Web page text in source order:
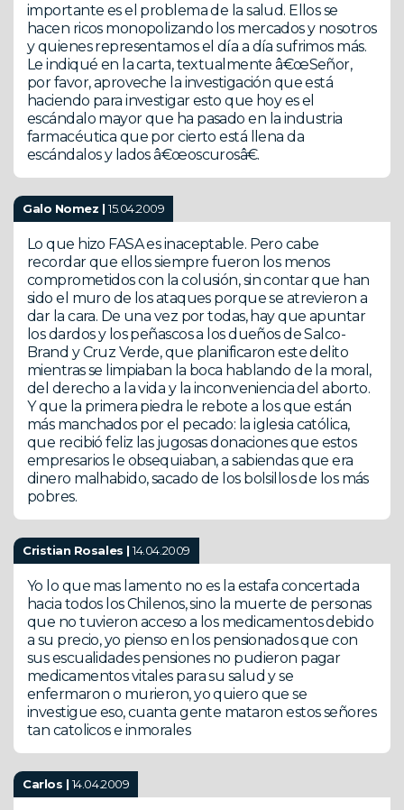
importante es el problema de la salud. Ellos se
hacen ricos monopolizando los mercados y nosotros
y quienes representamos el día a día sufrimos más.
Le indiqué en la carta, textualmente â€œSeñor,
por favor, aproveche la investigación que está
haciendo para investigar esto que hoy es el
escándalo mayor que ha pasado en la industria
farmacéutica que por cierto está llena da
escándalos y lados â€œoscurosâ€.
Galo Nomez |15.04.2009
Lo que hizo FASA es inaceptable. Pero cabe
recordar que ellos siempre fueron los menos
comprometidos con la colusión, sin contar que han
sido el muro de los ataques porque se atrevieron a
dar la cara. De una vez por todas, hay que apuntar
los dardos y los peñascos a los dueños de Salco-
Brand y Cruz Verde, que planificaron este delito
mientras se limpiaban la boca hablando de la moral,
del derecho a la vida y la inconveniencia del aborto.
Y que la primera piedra le rebote a los que están
más manchados por el pecado: la iglesia católica,
que recibió feliz las jugosas donaciones que estos
empresarios le obsequiaban, a sabiendas que era
dinero malhabido, sacado de los bolsillos de los más
pobres.
Cristian Rosales |14.04.2009
Yo lo que mas lamento no es la estafa concertada
hacia todos los Chilenos, sino la muerte de personas
que no tuvieron acceso a los medicamentos debido
a su precio, yo pienso en los pensionados que con
sus escualidades pensiones no pudieron pagar
medicamentos vitales para su salud y se
enfermaron o murieron, yo quiero que se
investigue eso, cuanta gente mataron estos señores
tan catolicos e inmorales
Carlos |14.04.2009